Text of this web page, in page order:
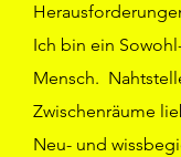
Ich bin ein
Mensch.
Zwischenräume
Neu- und